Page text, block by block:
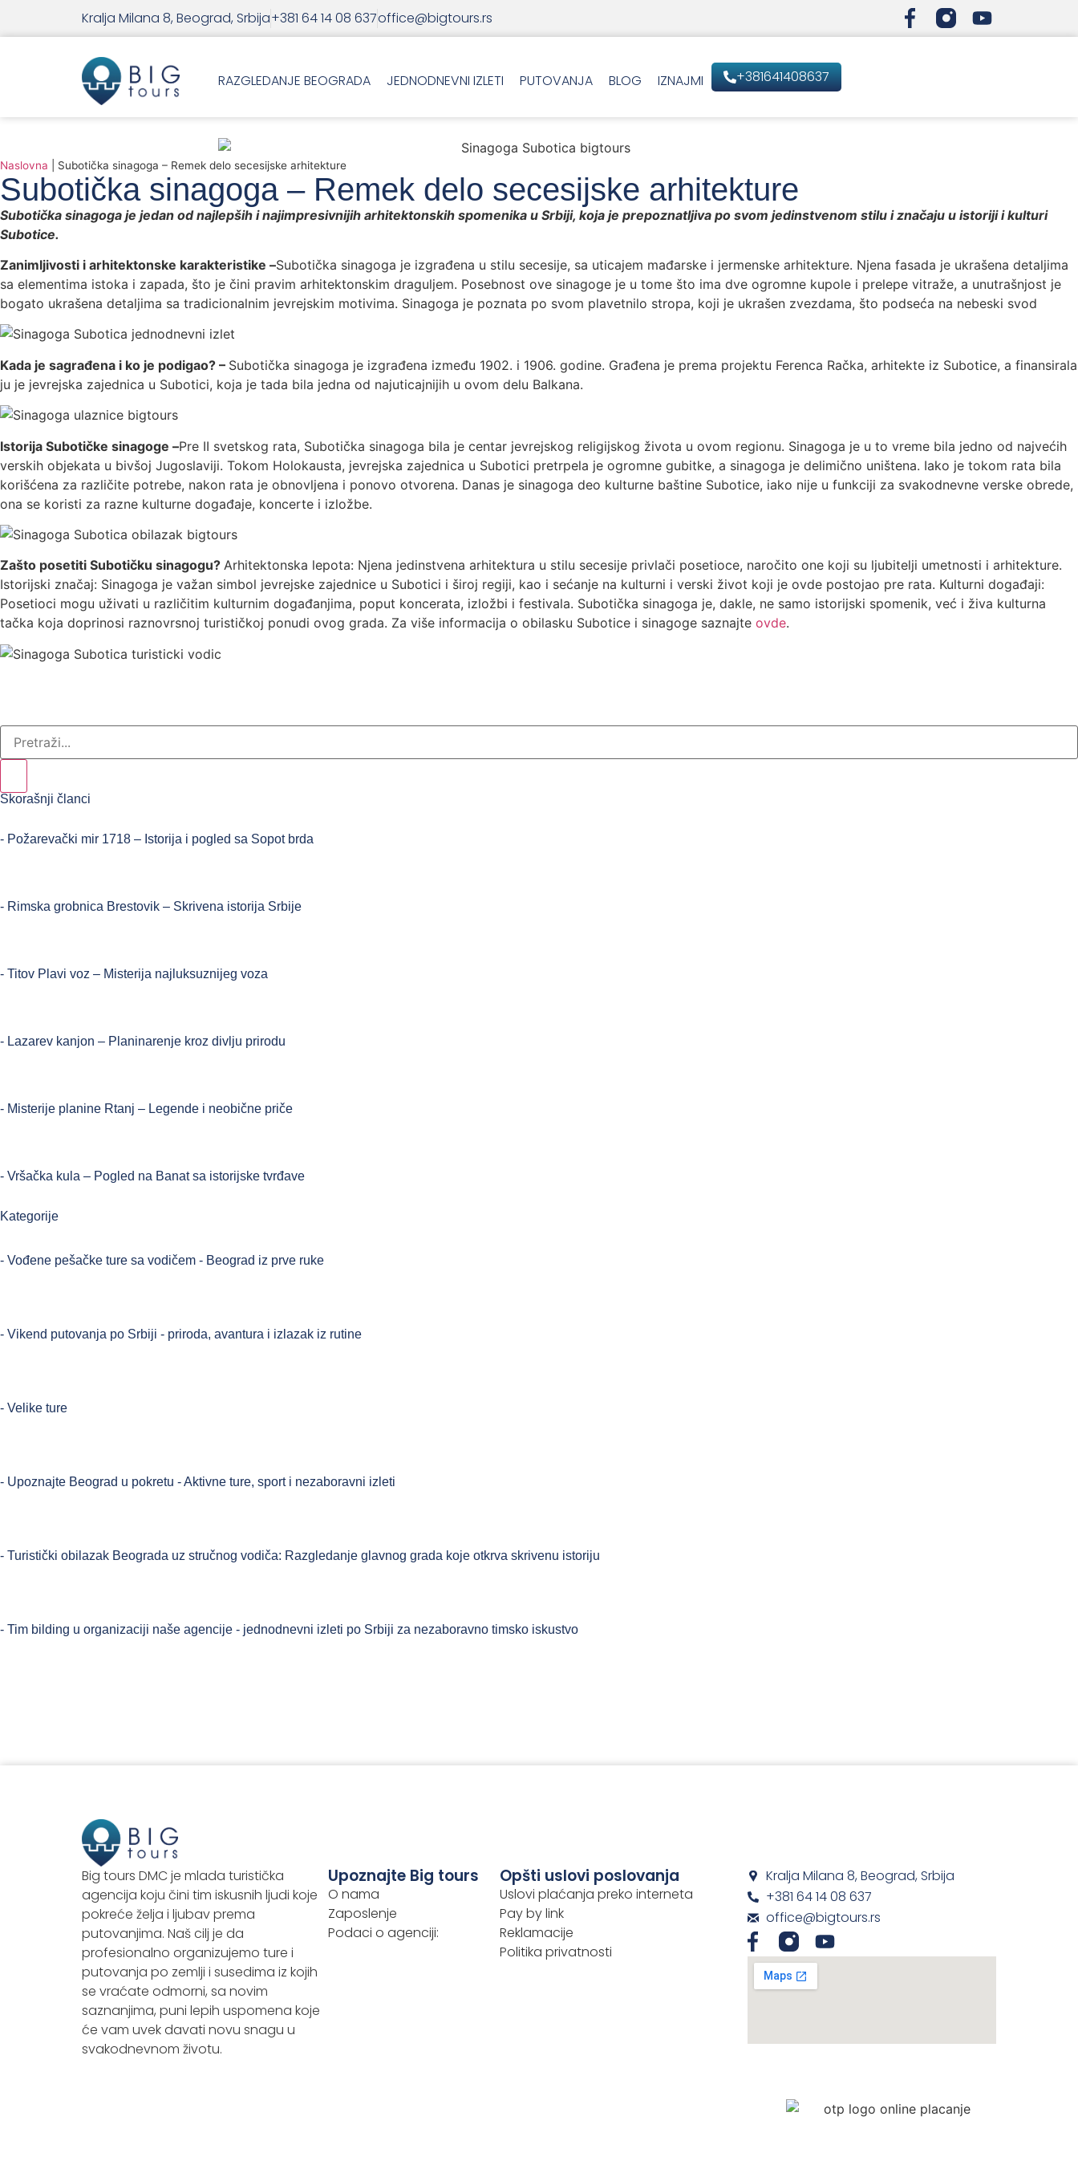
Kralja Milana 8, Beograd, Srbija+381 64 14 08 637office@bigtours.rs
RAZGLEDANJE BEOGRADA JEDNODNEVNI IZLETI PUTOVANJA BLOG IZNAJMI +381641408637
Naslovna Subotička sinagoga – Remek delo secesijske arhitekture
Subotička sinagoga – Remek delo secesijske arhitekture
Subotička sinagoga je jedan od najlepših i najimpresivnijih arhitektonskih spomenika u Srbiji, koja je prepoznatljiva po svom jedinstvenom stilu i značaju u istoriji i kulturi
Subotice.
Zanimljivosti i arhitektonske karakteristike –Subotička sinagoga je izgrađena u stilu secesije, sa uticajem mađarske i jermenske arhitekture. Njena fasada je ukrašena detaljima
sa elementima istoka i zapada, što je čini pravim arhitektonskim draguljem. Posebnost ove sinagoge je u tome što ima dve ogromne kupole i prelepe vitraže, a unutrašnjost je
bogato ukrašena detaljima sa tradicionalnim jevrejskim motivima. Sinagoga je poznata po svom plavetnilo stropa, koji je ukrašen zvezdama, što podseća na nebeski svod
Kada je sagrađena i ko je podigao? – Subotička sinagoga je izgrađena između 1902. i 1906. godine. Građena je prema projektu Ferenca Račka, arhitekte iz Subotice, a finansirala
ju je jevrejska zajednica u Subotici, koja je tada bila jedna od najuticajnijih u ovom delu Balkana.
Istorija Subotičke sinagoge –Pre II svetskog rata, Subotička sinagoga bila je centar jevrejskog religijskog života u ovom regionu. Sinagoga je u to vreme bila jedno od najvećih
verskih objekata u bivšoj Jugoslaviji. Tokom Holokausta, jevrejska zajednica u Subotici pretrpela je ogromne gubitke, a sinagoga je delimično uništena. Iako je tokom rata bila
korišćena za različite potrebe, nakon rata je obnovljena i ponovo otvorena. Danas je sinagoga deo kulturne baštine Subotice, iako nije u funkciji za svakodnevne verske obrede,
ona se koristi za razne kulturne događaje, koncerte i izložbe.
Zašto posetiti Subotičku sinagogu? Arhitektonska lepota: Njena jedinstvena arhitektura u stilu secesije privlači posetioce, naročito one koji su ljubitelji umetnosti i arhitekture.
Istorijski značaj: Sinagoga je važan simbol jevrejske zajednice u Subotici i široj regiji, kao i sećanje na kulturni i verski život koji je ovde postojao pre rata. Kulturni događaji:
Posetioci mogu uživati u različitim kulturnim događanjima, poput koncerata, izložbi i festivala. Subotička sinagoga je, dakle, ne samo istorijski spomenik, već i živa kulturna
tačka koja doprinosi raznovrsnoj turističkoj ponudi ovog grada. Za više informacija o obilasku Subotice i sinagoge saznajte ovde.
Skorašnji članci
- Požarevački mir 1718 – Istorija i pogled sa Sopot brda
- Rimska grobnica Brestovik – Skrivena istorija Srbije
- Titov Plavi voz – Misterija najluksuznijeg voza
- Lazarev kanjon – Planinarenje kroz divlju prirodu
- Misterije planine Rtanj – Legende i neobične priče
- Vršačka kula – Pogled na Banat sa istorijske tvrđave
Kategorije
- Vođene pešačke ture sa vodičem - Beograd iz prve ruke
- Vikend putovanja po Srbiji - priroda, avantura i izlazak iz rutine
- Velike ture
- Upoznajte Beograd u pokretu - Aktivne ture, sport i nezaboravni izleti
- Turistički obilazak Beograda uz stručnog vodiča: Razgledanje glavnog grada koje otkrva skrivenu istoriju
- Tim bilding u organizaciji naše agencije - jednodnevni izleti po Srbiji za nezaboravno timsko iskustvo
Big tours DMC je mlada turistička
agencija koju čini tim iskusnih ljudi koje
pokreće želja i ljubav prema
putovanjima. Naš cilj je da
profesionalno organizujemo ture i
putovanja po zemlji i susedima iz kojih
se vraćate odmorni, sa novim
saznanjima, puni lepih uspomena koje
će vam uvek davati novu snagu u
svakodnevnom životu.
Upoznajte Big tours
O nama
Zaposlenje
Podaci o agenciji:
Opšti uslovi poslovanja
Uslovi plaćanja preko interneta
Pay by link
Reklamacije
Politika privatnosti
Kralja Milana 8, Beograd, Srbija
+381 64 14 08 637
office@bigtours.rs